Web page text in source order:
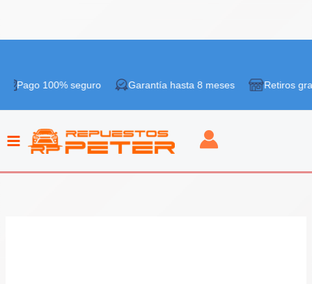
contenido
100% seguro Garantía hasta 8 meses Retiros gratis en